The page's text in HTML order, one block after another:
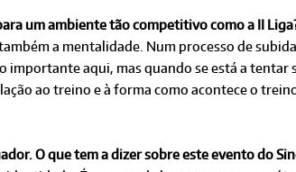
um ambiente tão competitivo como a II
a mentalidade. Num processo de
importante aqui, mas quando se está a
ao treino e à forma como acontece o
O que tem a dizer sobre este evento do